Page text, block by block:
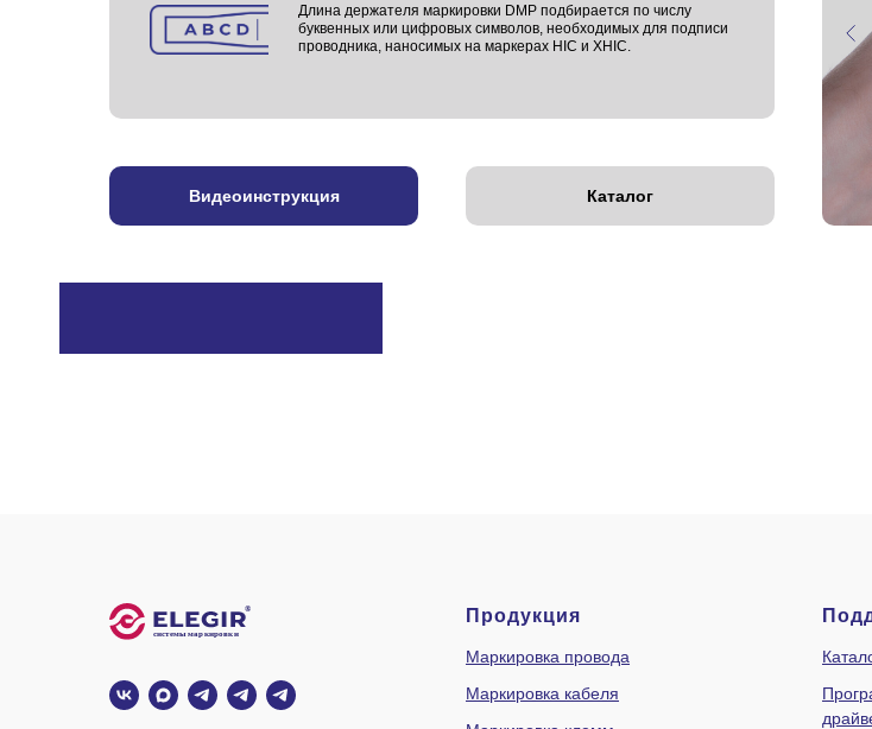
Видеоинструкция Каталог
Длина держателя маркировки DMP подбирается по числу
буквенных или цифровых символов, необходимых для подписи
проводника, наносимых на маркерах HIC и XHIC.
Продукция
Маркировка провода
Маркировка кабеля